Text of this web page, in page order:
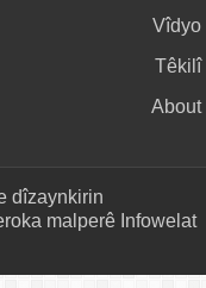
Vîdyo
Têkilî
About
dîzaynkirin
malperê Infowelat